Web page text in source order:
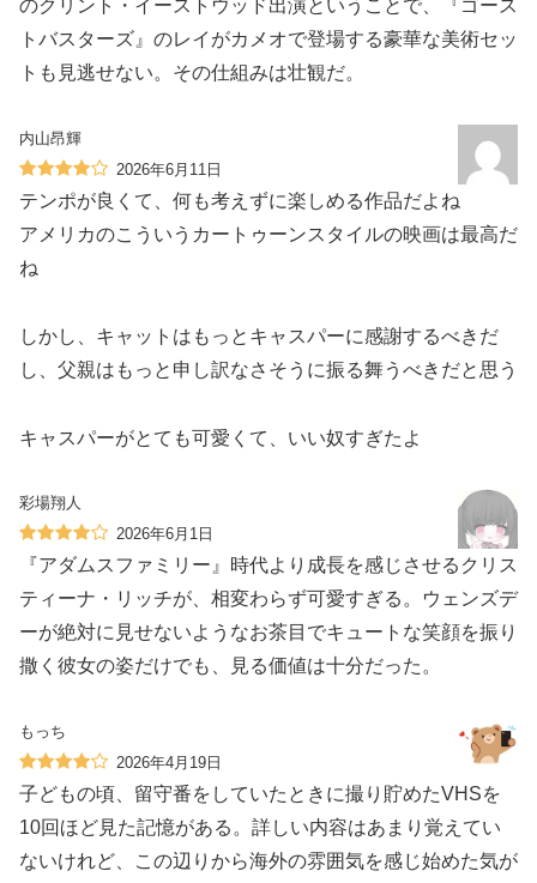
のクリント・イーストウッド出演ということで、『ゴース
トバスターズ』のレイがカメオで登場する豪華な美術セッ
トも見逃せない。その仕組みは壮観だ。
内山昂輝
2026年6月11日
テンポが良くて、何も考えずに楽しめる作品だよね️
アメリカのこういうカートゥーンスタイルの映画は最高だ
ね️
しかし、キャットはもっとキャスパーに感謝するべきだ
し、父親はもっと申し訳なさそうに振る舞うべきだと思う
キャスパーがとても可愛くて、いい奴すぎたよ
彩場翔人
2026年6月1日
『アダムスファミリー』時代より成長を感じさせるクリス
ティーナ・リッチが、相変わらず可愛すぎる。ウェンズデ
ーが絶対に見せないようなお茶目でキュートな笑顔を振り
撒く彼女の姿だけでも、見る価値は十分だった。
もっち
2026年4月19日
子どもの頃、留守番をしていたときに撮り貯めたVHSを
10回ほど見た記憶がある。詳しい内容はあまり覚えてい
ないけれど、この辺りから海外の雰囲気を感じ始めた気が